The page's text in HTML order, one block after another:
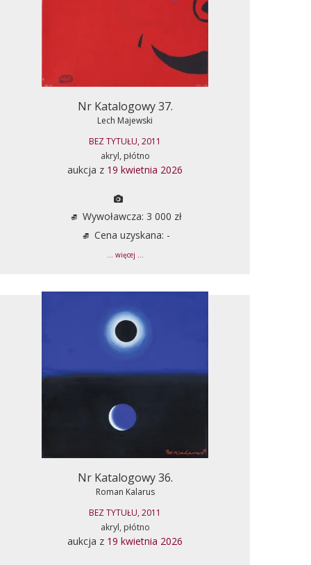
Nr Katalogowy 37.
Lech Majewski
BEZ TYTUŁU, 2011
akryl, płótno
aukcja z 19 kwietnia 2026
Wywoławcza: 3 000 zł
Cena uzyskana: -
... więcej ...
Nr Katalogowy 36.
Roman Kalarus
BEZ TYTUŁU, 2011
akryl, płótno
aukcja z 19 kwietnia 2026